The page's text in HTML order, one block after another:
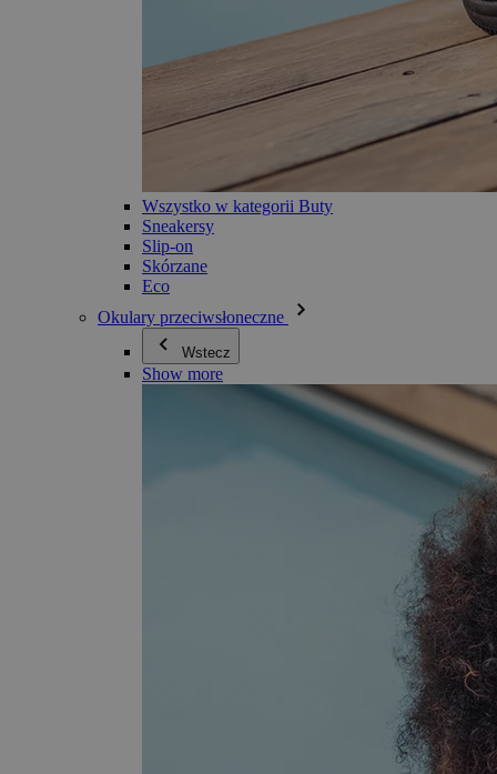
Wszystko w kategorii Buty
Sneakersy
Slip-on
Skórzane
Eco
Okulary przeciwsłoneczne
Wstecz
Show more